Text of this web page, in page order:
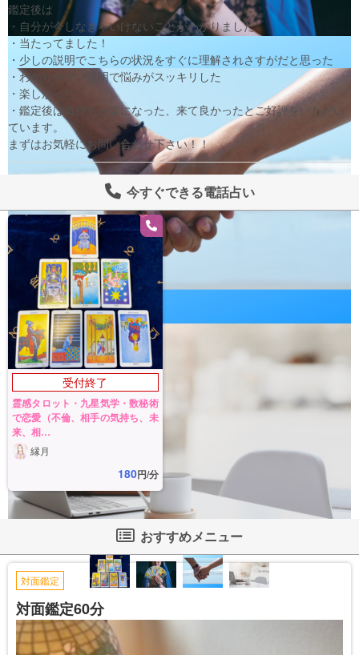
鑑定後は
・自分が今しなきゃいけないことがわかりました
・当たってました！
・少しの説明でこちらの状況をすぐに理解されさすがだと思った
・わかりやすい説明で悩みがスッキリした
・楽しかった
・鑑定後は気持ちが楽になった、来て良かったとご好評をいただい
ています。
まずはお気軽にお問い合わせ下さい！！
今すぐできる電話占い
受付終了
霊感タロット・九星気学・数秘術
で恋愛（不倫、相手の気持ち、未
来、相…
縁月
180円/分
おすすめメニュー
対面鑑定
対面鑑定60分